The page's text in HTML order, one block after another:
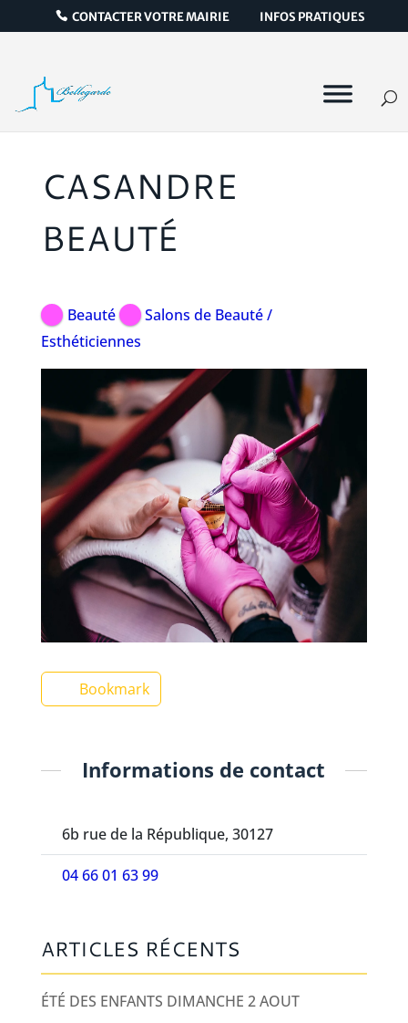
CONTACTER VOTRE MAIRIE INFOS PRATIQUES
CASANDRE
BEAUTÉ
Beauté
Salons de Beauté /
Esthéticiennes
Bookmark
Informations de contact
6b rue de la République, 30127
04 66 01 63 99
ARTICLES RÉCENTS
ÉTÉ DES ENFANTS DIMANCHE 2 AOUT